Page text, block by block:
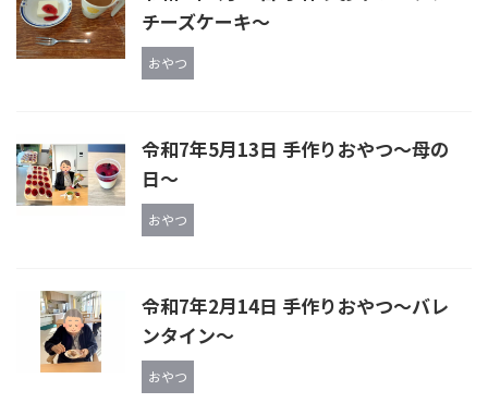
チーズケーキ～
おやつ
令和7年5月13日 手作りおやつ～母の
日～
おやつ
令和7年2月14日 手作りおやつ〜バレ
ンタイン〜
おやつ